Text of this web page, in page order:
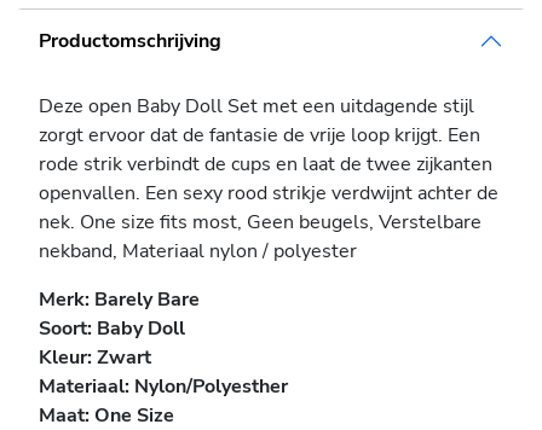
Productomschrijving
Deze open Baby Doll Set met een uitdagende stijl
zorgt ervoor dat de fantasie de vrije loop krijgt. Een
rode strik verbindt de cups en laat de twee zijkanten
openvallen. Een sexy rood strikje verdwijnt achter de
nek. One size fits most, Geen beugels, Verstelbare
nekband, Materiaal nylon / polyester
Merk: Barely Bare
Soort: Baby Doll
Kleur: Zwart
Materiaal: Nylon/Polyesther
Maat: One Size